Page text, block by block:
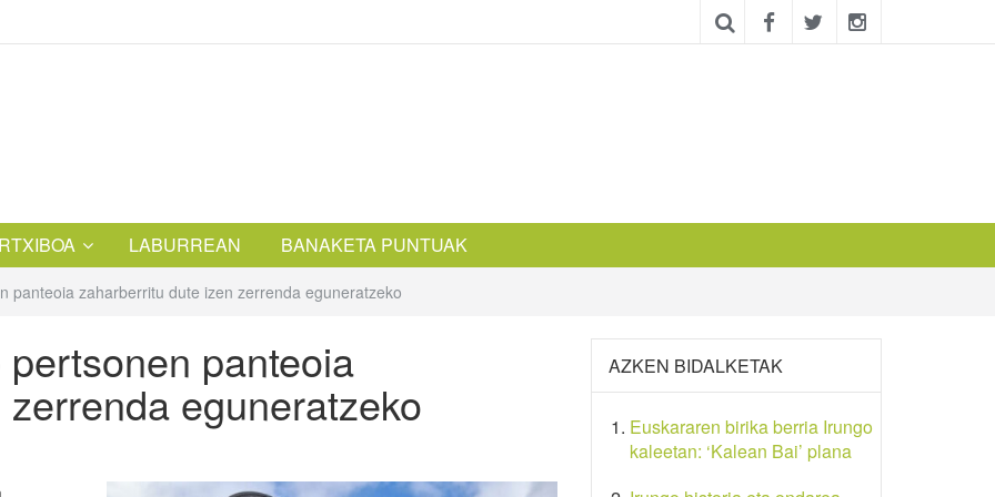
LABURREAN BANAKETA PUNTUAK
panteoia zaharberritu dute izen zerrenda eguneratzeko
panteoia
eguneratzeko
AZKEN BIDALKETAK
Euskararen birika berria Irungo
kaleetan: ‘Kalean Bai’ plana